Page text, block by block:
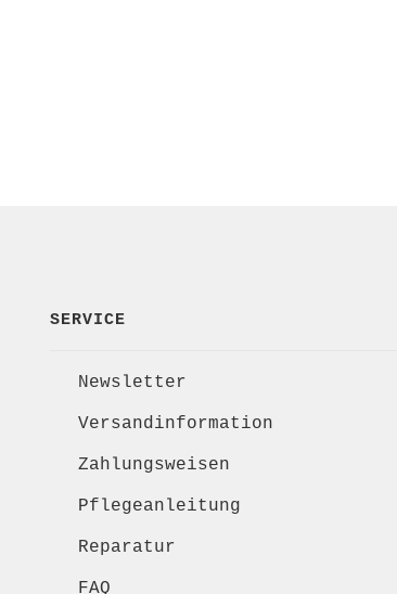
SERVICE
Newsletter
Versandinformation
Zahlungsweisen
Pflegeanleitung
Reparatur
FAQ